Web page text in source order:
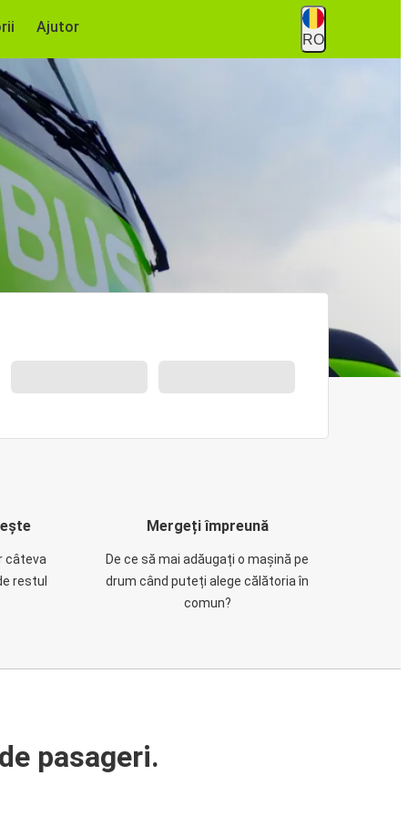
Ajutor
RO
câteva
restul
Mergeți împreună
De ce să mai adăugați o mașină pe
drum când puteți alege călătoria în
comun?
pasageri.